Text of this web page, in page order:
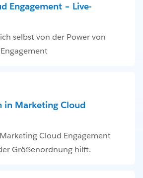
Engagement – Live-
selbst von der Power von
in Marketing Cloud
Cloud Engagement
Größenordnung hilft.